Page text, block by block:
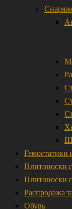
Гемостатики
Плитоноски
Плитоноски
Распродажа
Обувь